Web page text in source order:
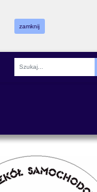
zamknij
Fraza